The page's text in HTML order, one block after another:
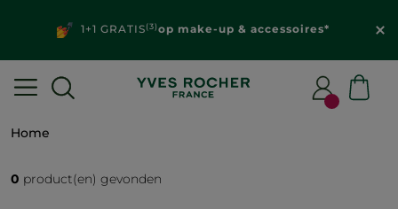
1+1 GRATIS(3)op make-up & accessoires*
Home
0 product(en) gevonden